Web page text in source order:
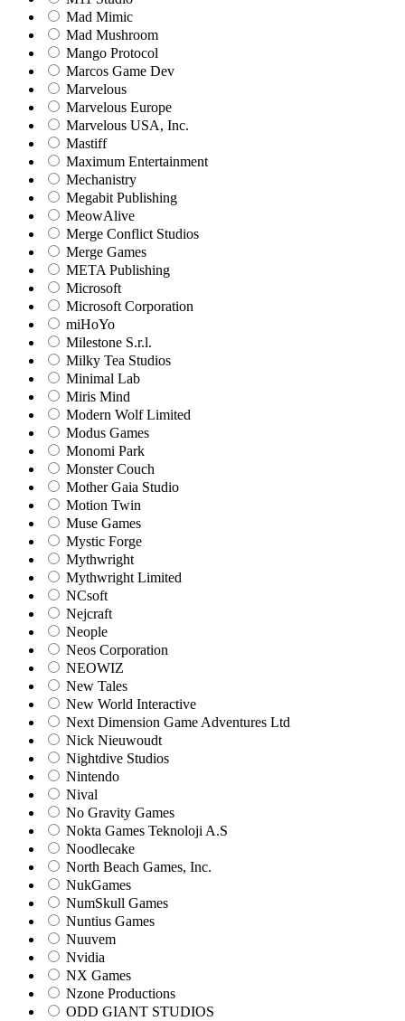
Mad Mimic
Mad Mushroom
Mango Protocol
Marcos Game Dev
Marvelous
Marvelous Europe
Marvelous USA, Inc.
Mastiff
Maximum Entertainment
Mechanistry
Megabit Publishing
MeowAlive
Merge Conflict Studios
Merge Games
META Publishing
Microsoft
Microsoft Corporation‬
miHoYo
Milestone S.r.l.
Milky Tea Studios
Minimal Lab
Miris Mind
Modern Wolf Limited
Modus Games
Monomi Park
Monster Couch
Mother Gaia Studio
Motion Twin
Muse Games
Mystic Forge
Mythwright
Mythwright Limited
NCsoft
Nejcraft
Neople
Neos Corporation
NEOWIZ
New Tales
New World Interactive
Next Dimension Game Adventures Ltd
Nick Nieuwoudt
Nightdive Studios
Nintendo
Nival
No Gravity Games
Nokta Games Teknoloji A.S
Noodlecake
North Beach Games, Inc.
NukGames
NumSkull Games
Nuntius Games
Nuuvem
Nvidia
NX Games
Nzone Productions
ODD GIANT STUDIOS